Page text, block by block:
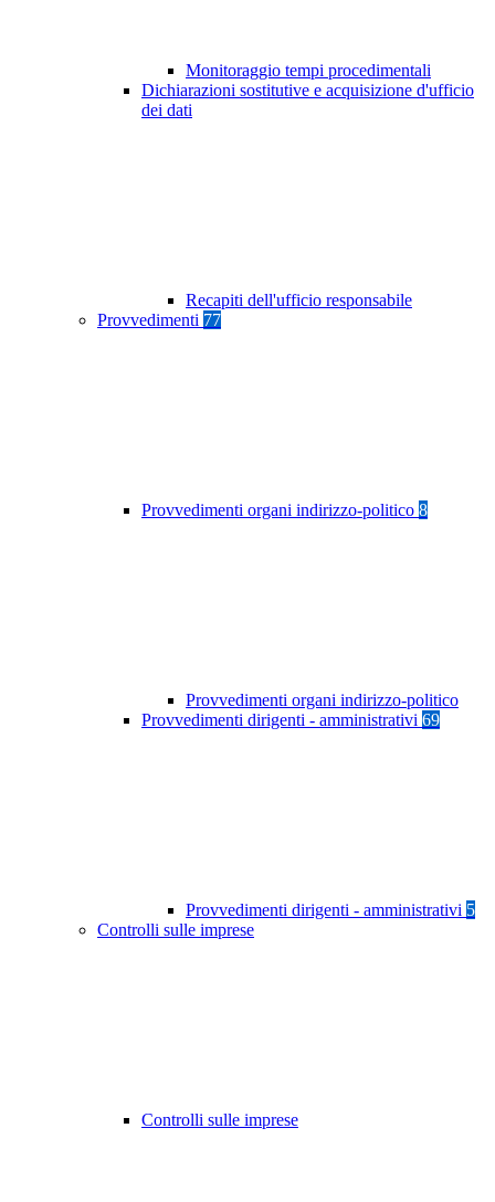
Monitoraggio tempi procedimentali
Dichiarazioni sostitutive e acquisizione d'ufficio
dei dati
Recapiti dell'ufficio responsabile
Provvedimenti 77
Provvedimenti organi indirizzo-politico 8
Provvedimenti organi indirizzo-politico
Provvedimenti dirigenti - amministrativi 69
Provvedimenti dirigenti - amministrativi 5
Controlli sulle imprese
Controlli sulle imprese